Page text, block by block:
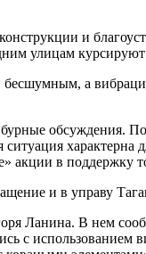
и
улицам
а
обсуждения.
характерна
акции в поддержку
и в управу
Ланина. В нем
с